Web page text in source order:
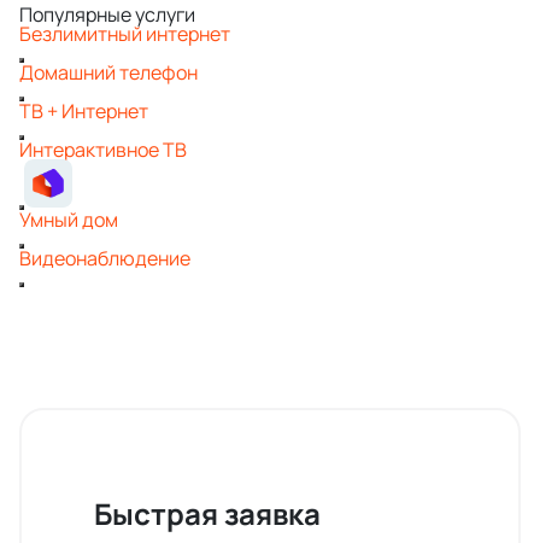
Популярные услуги
Безлимитный интернет
Домашний телефон
ТВ + Интернет
Интерактивное ТВ
Умный дом
Видеонаблюдение
Быстрая заявка